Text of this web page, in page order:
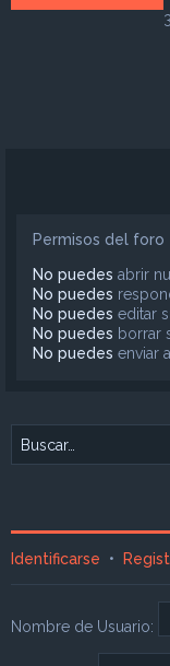
Permisos del foro
No puedes abrir
No puedes
No puedes editar
No puedes borrar
No puedes enviar
Identificarse •
Nombre de Usuario: